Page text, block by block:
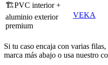
🏗️PVC interior +
aluminio exterior
premium
VEKA
Si tu caso encaja con varias
marca más abajo o usa nuestro